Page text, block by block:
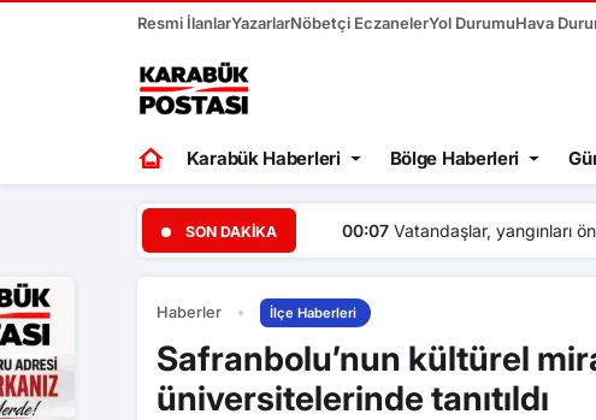
Resmi İlanlarYazarlarNöbetçi EczanelerYol DurumuHava
Karabük Haberleri Bölge Haberleri
SON DAKIKA 00:07 Vatandaşlar, yangınları
Haberler İlçe Haberleri
Safranbolu’nun kültürel
üniversitelerinde tanıtıldı